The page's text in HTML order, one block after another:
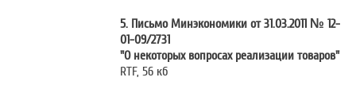
5. Письмо Минэкономики от 31.03.2011 № 12-
01-09/2731
"О некоторых вопросах реализации товаров"
RTF, 56 кб